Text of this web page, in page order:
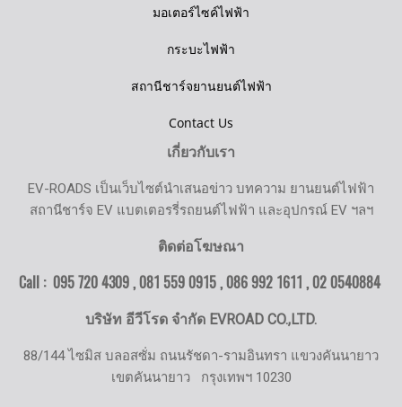
มอเตอร์ไซค์ไฟฟ้า
กระบะไฟฟ้า
สถานีชาร์จยานยนต์ไฟฟ้า
Contact Us
เกี่ยวกับเรา
EV-ROADS เป็นเว็บไซต์นำเสนอข่าว บทความ ยานยนต์ไฟฟ้า
สถานีชาร์จ EV แบตเตอรรี่รถยนต์ไฟฟ้า และอุปกรณ์ EV ฯลฯ
ติดต่อโฆษณา
Call : 095 720 4309 , 081 559 0915 , 086 992 1611 ,02 0540884
บริษัท อีวีโรด จำกัด EVROAD CO.,LTD.
88/144 ไซมิส บลอสซั่ม ถนนรัชดา-รามอินทรา แขวงคันนายาว
เขตคันนายาว กรุงเทพฯ 10230